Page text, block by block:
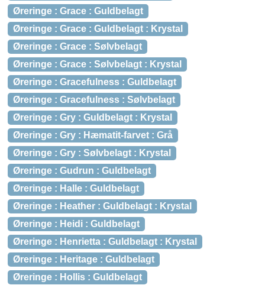
Øreringe : Grace : Guldbelagt
Øreringe : Grace : Guldbelagt : Krystal
Øreringe : Grace : Sølvbelagt
Øreringe : Grace : Sølvbelagt : Krystal
Øreringe : Gracefulness : Guldbelagt
Øreringe : Gracefulness : Sølvbelagt
Øreringe : Gry : Guldbelagt : Krystal
Øreringe : Gry : Hæmatit-farvet : Grå
Øreringe : Gry : Sølvbelagt : Krystal
Øreringe : Gudrun : Guldbelagt
Øreringe : Halle : Guldbelagt
Øreringe : Heather : Guldbelagt : Krystal
Øreringe : Heidi : Guldbelagt
Øreringe : Henrietta : Guldbelagt : Krystal
Øreringe : Heritage : Guldbelagt
Øreringe : Hollis : Guldbelagt